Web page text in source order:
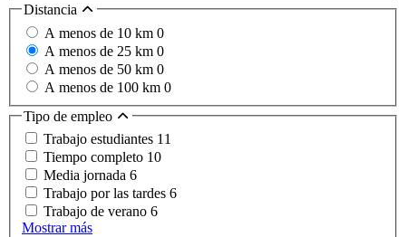
Distancia
A menos de 10 km 0
A menos de 25 km 0
A menos de 50 km 0
A menos de 100 km 0
Tipo de empleo
Trabajo estudiantes 11
Tiempo completo 10
Media jornada 6
Trabajo por las tardes 6
Trabajo de verano 6
Mostrar más